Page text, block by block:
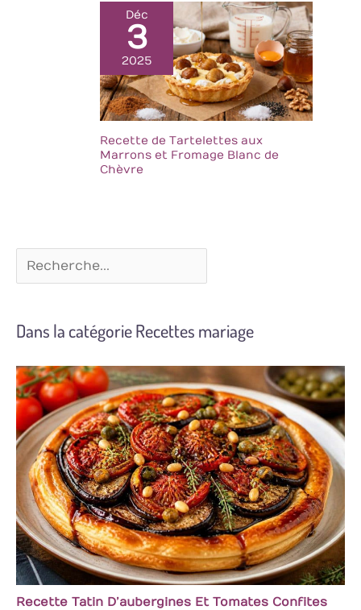
ardoise (L x l x H) :
diamètre environ 33
x 0,5 cm - Couleur :
noir/gris (ardoise)
Contenu de la
livraison : vous
recevrez un plat
marque Novaliv
Déc
3
2025
Recette de Tartelettes aux
Marrons et Fromage Blanc de
Chèvre
Dans la catégorie Recettes mariage
Recette Tatin D’aubergines Et Tomates Confites